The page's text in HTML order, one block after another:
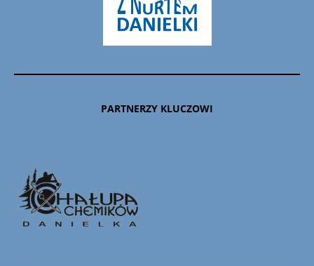
PARTNERZY KLUCZOWI